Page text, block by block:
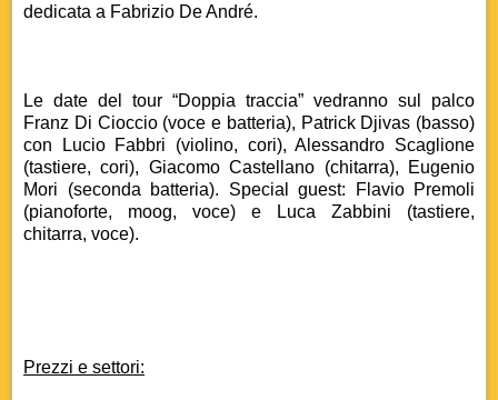
dedicata a Fabrizio De André.
Le date del tour “Doppia traccia” vedranno sul palco
Franz Di Cioccio (voce e batteria), Patrick Djivas (basso)
con Lucio Fabbri (violino, cori), Alessandro Scaglione
(tastiere, cori), Giacomo Castellano (chitarra), Eugenio
Mori (seconda batteria). Special guest: Flavio Premoli
(pianoforte, moog, voce) e Luca Zabbini (tastiere,
chitarra, voce).
Prezzi e settori: